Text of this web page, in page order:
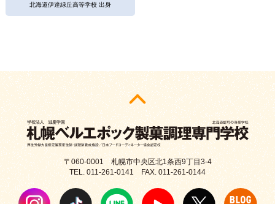
北海道伊達緑丘高等学校 出身
〒060-0001 札幌市中央区北1条西9丁目3-4
TEL. 011-261-0141 FAX. 011-261-0144